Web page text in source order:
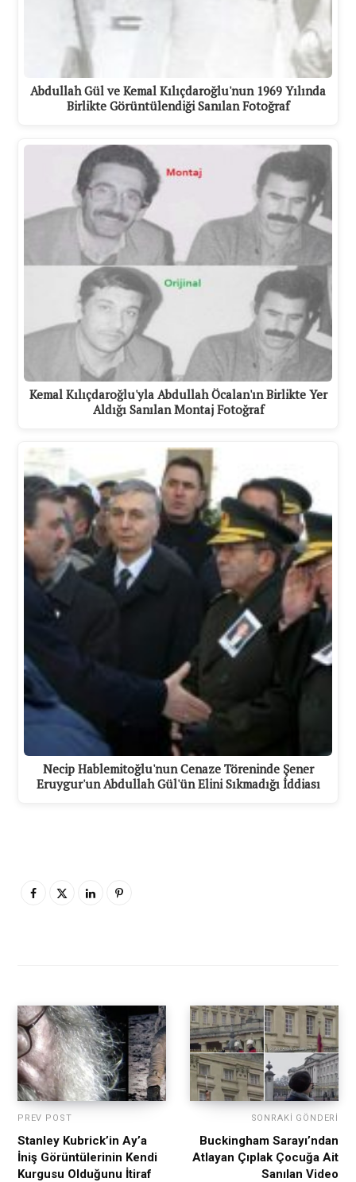
Abdullah Gül ve Kemal Kılıçdaroğlu'nun 1969 Yılında
Birlikte Görüntülendiği Sanılan Fotoğraf
Kemal Kılıçdaroğlu'yla Abdullah Öcalan'ın Birlikte Yer
Aldığı Sanılan Montaj Fotoğraf
Necip Hablemitoğlu'nun Cenaze Töreninde Şener
Eruygur'un Abdullah Gül'ün Elini Sıkmadığı İddiası
PREV POST
Stanley Kubrick’in Ay’a
İniş Görüntülerinin Kendi
Kurgusu Olduğunu İtiraf
SONRAKI GÖNDERI
Buckingham Sarayı’ndan
Atlayan Çıplak Çocuğa Ait
Sanılan Video